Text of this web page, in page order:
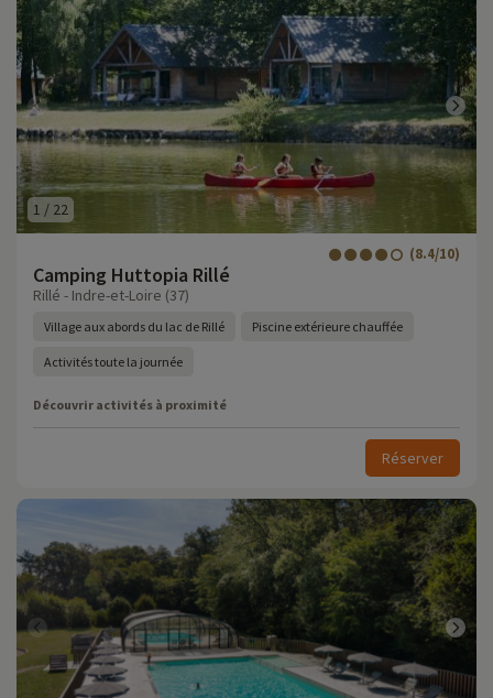
1 / 22
Camping Huttopia Rillé
(8.4/10)
Rillé - Indre-et-Loire (37)
Village aux abords du lac de Rillé Piscine extérieure chauffée
Activités toute la journée
Découvrir activités à proximité
Réserver